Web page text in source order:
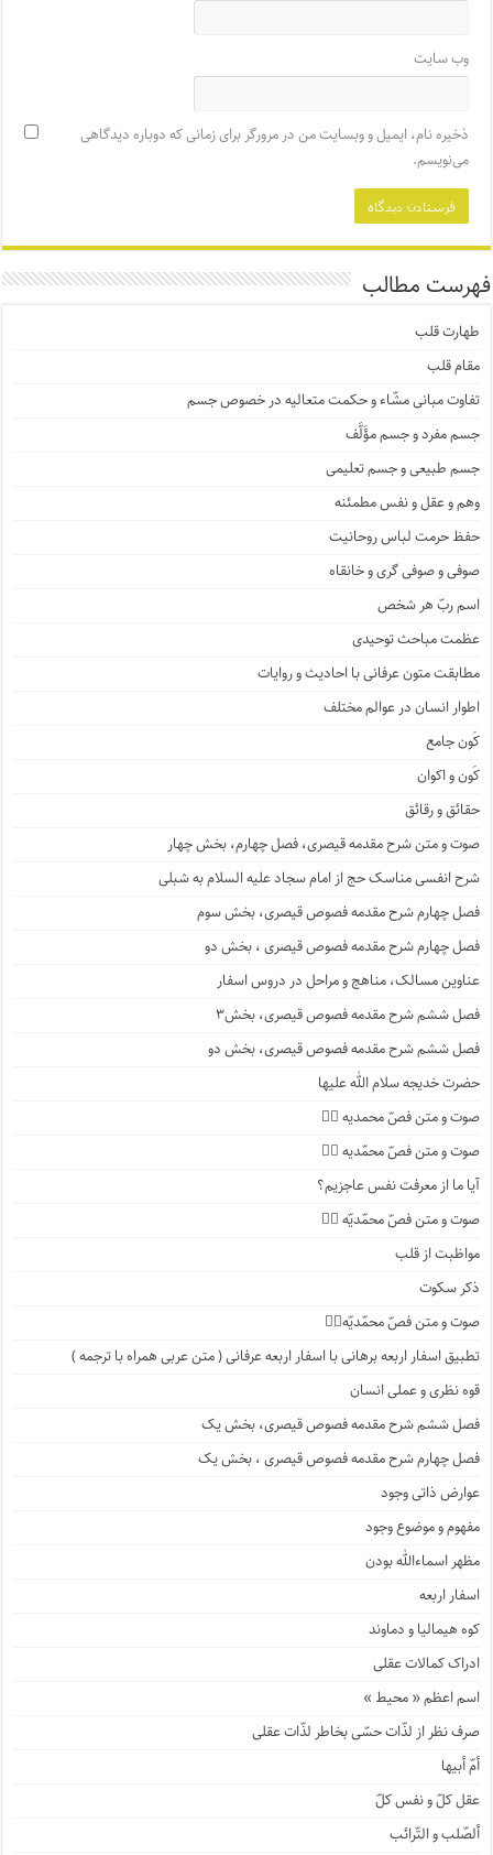
وب‌ سایت
ذخیره نام، ایمیل و وبسایت من در مرورگر برای زمانی که دوباره دیدگاهی
می‌نویسم.
فهرست مطالب
طهارت قلب
مقام قلب
تفاوت مبانی مشّاء و حکمت متعالیه در خصوص جسم
جسم مفرد و جسم مؤَلَّف
جسم طبیعی و جسم تعلیمی
وهم و عقل و نفس مطمئنه
حفظ حرمت لباس روحانیت
صوفی و صوفی گری و خانقاه
اسم ربّ هر شخص
عظمت مباحث توحیدی
مطابقت متون عرفانی با احادیث و روایات
اطوار انسان در عوالم مختلف
کَون جامع
کَون و اکوان
حقائق و رقائق
صوت و متن شرح مقدمه قیصری، فصل چهارم، بخش چهار
شرح انفسی مناسک حج از امام سجاد علیه السلام به شبلی
فصل چهارم شرح مقدمه فصوص قیصری، بخش سوم
فصل چهارم شرح مقدمه فصوص قیصری ، بخش دو
عناوین مسالک، مناهج و مراحل در دروس اسفار
فصل ششم شرح مقدمه فصوص قیصری، بخش۳
فصل ششم شرح مقدمه فصوص قیصری، بخش دو
حضرت خدیجه سلام الله علیها
صوت و متن فصّ محمدیه ۴️⃣
صوت و متن فصّ محمّدیه ۳️⃣
آیا ما از معرفت نفس عاجزیم؟
صوت و متن فصّ محمّدیّه ۲️⃣
مواظبت از قلب
ذکر سکوت
صوت و متن فصّ محمّدیّه۱️⃣
تطبیق اسفار اربعه برهانی با اسفار اربعه عرفانی ( متن عربی همراه با ترجمه )
قوه نظری و عملی انسان
فصل ششم شرح مقدمه فصوص قیصری، بخش یک
فصل چهارم شرح مقدمه فصوص قیصری ، بخش یک
عوارض ذاتی وجود
مفهوم و موضوع وجود
مظهر اسماءالله بودن
اسفار اربعه
کوه هیمالیا و دماوند
ادراک کمالات عقلی
اسم اعظم « محیط »
صرف نظر از لذّات حسّی بخاطر لذّات عقلی
أمّ أبیها
عقل کلّ و نفس کلّ
ألصّلب و التّرائب